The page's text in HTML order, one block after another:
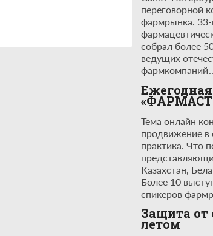
переговорной
фармрынка. 33-
собрал более
ведущих
Тема онлайн
продвижение в
практика. Что
Казахстан,
Более 10
спикеров
Защита от
летом